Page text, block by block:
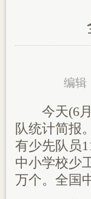
编辑
今天(6月1
队统计简报
有少先队员
中小学校少
万个。全国